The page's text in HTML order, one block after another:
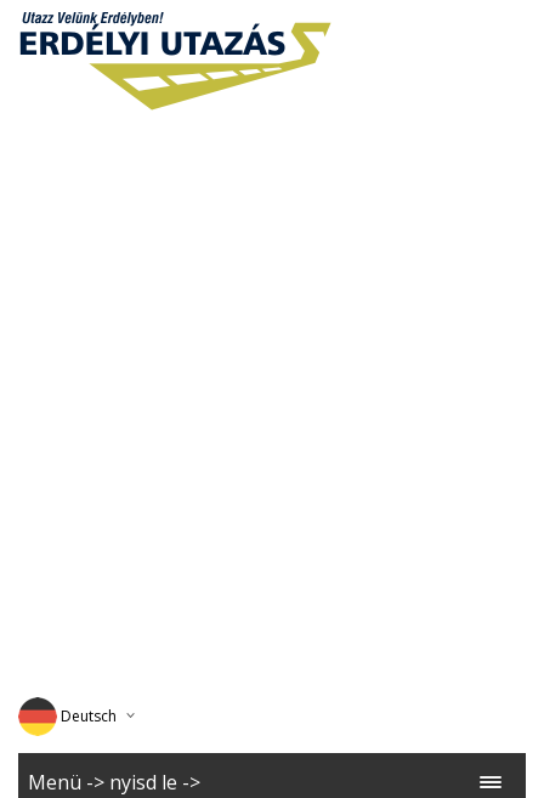
Deutsch
English
Menü -> nyisd le ->